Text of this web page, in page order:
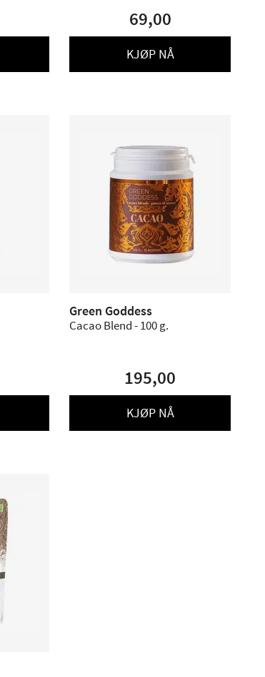
69,00
KJØP NÅ
Green Goddess
Cacao Blend - 100 g.
195,00
KJØP NÅ